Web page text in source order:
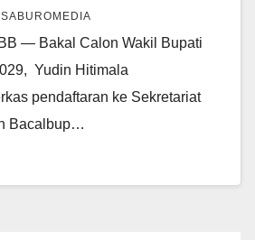
SABUROMEDIA
— Bakal Calon Wakil Bupati
Yudin Hitimala
pendaftaran ke Sekretariat
Bacalbup…